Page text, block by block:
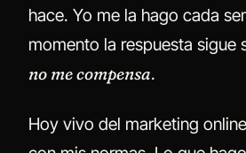
hace. Yo me la hago cada
momento la respuesta sigue
no me compensa.
Hoy vivo del marketing